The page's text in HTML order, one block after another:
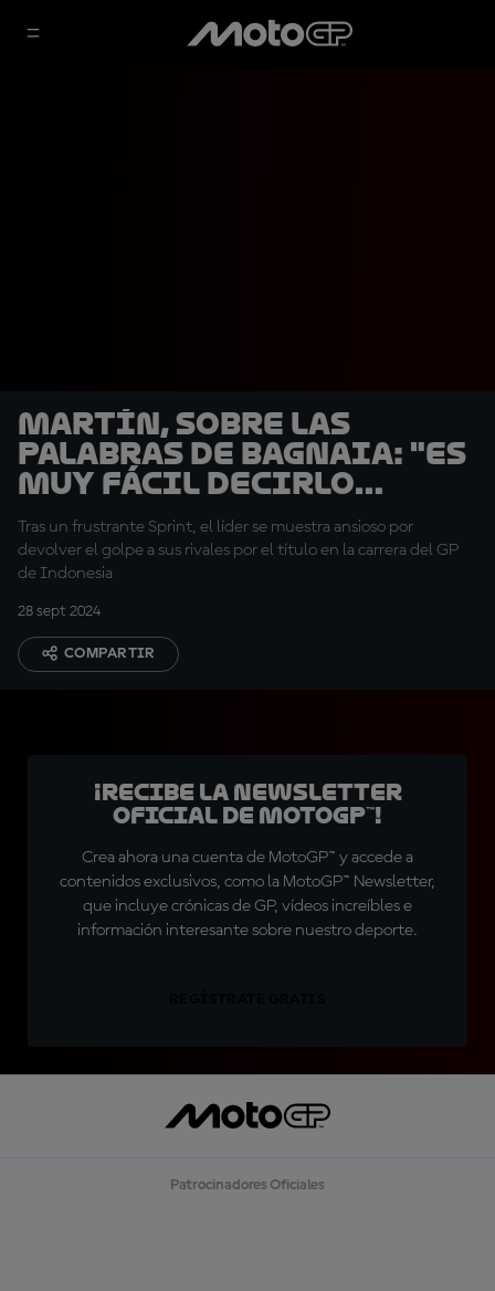
Martín, sobre las
palabras de Bagnaia: "Es
muy fácil decirlo
ahora"
Tras un frustrante Sprint, el líder se muestra ansioso por
devolver el golpe a sus rivales por el título en la carrera del GP
de Indonesia
28 sept 2024
COMPARTIR
¡Recibe la Newsletter
oficial de MotoGP™!
Crea ahora una cuenta de MotoGP™ y accede a
contenidos exclusivos, como la MotoGP™ Newsletter,
que incluye crónicas de GP, vídeos increíbles e
información interesante sobre nuestro deporte.
Patrocinadores Oficiales